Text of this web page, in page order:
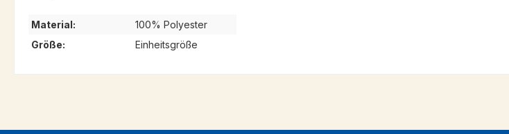
Material:
100% Polyester
Größe:
Einheitsgröße